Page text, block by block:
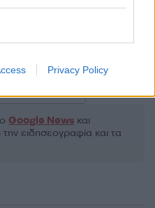
Privacy Policy
ΘΑΝΤΕΡ
Google News και
ειδησεογραφία και τα